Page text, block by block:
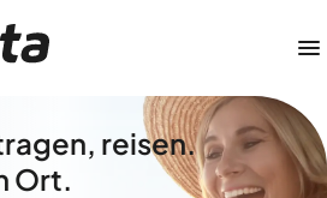
reisen.
Ort.